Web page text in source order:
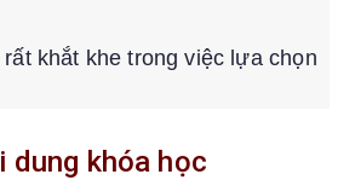
khắt khe trong việc lựa chọn
dung khóa học